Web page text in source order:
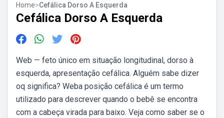
Home>Cefálica Dorso A Esquerda
Cefálica Dorso A Esquerda
Web — feto único em situação longitudinal, dorso à
esquerda, apresentação cefálica. Alguém sabe dizer
oq significa? Weba posição cefálica é um termo
utilizado para descrever quando o bebê se encontra
com a cabeça virada para baixo. Veja como saber se o